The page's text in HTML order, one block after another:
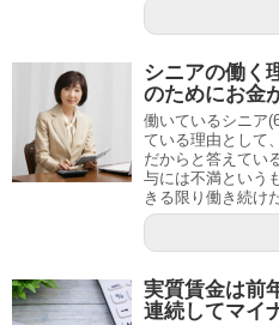
シニアの働く
のためにお金
働いているシニア
ている理由として
だからと答えてい
与には不満という
きる限り働き続け
実質賃金は前
連続してマイ